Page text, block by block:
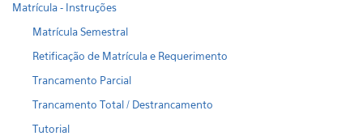
Matrícula - Instruções
Matrícula Semestral
Retificação de Matrícula e Requerimento
Trancamento Parcial
Trancamento Total / Destrancamento
Tutorial